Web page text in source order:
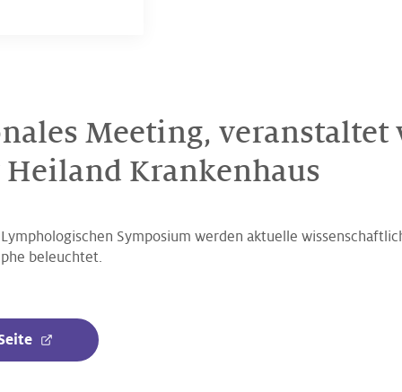
Meeting, veranstaltet
Krankenhaus
Symposium werden aktuelle
beleuchtet.